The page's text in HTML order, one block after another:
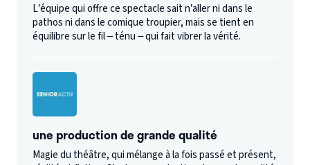
L’équipe qui offre ce spectacle sait n’aller ni dans le
pathos ni dans le comique troupier, mais se tient en
équilibre sur le fil – ténu – qui fait vibrer la vérité.
une production de grande qualité
Magie du théâtre, qui mélange à la fois passé et présent,